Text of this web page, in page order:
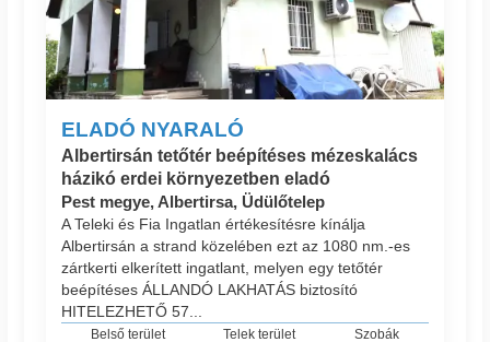
ELADÓ NYARALÓ
Albertirsán tetőtér beépítéses mézeskalács
házikó erdei környezetben eladó
Pest megye, Albertirsa, Üdülőtelep
A Teleki és Fia Ingatlan értékesítésre kínálja
Albertirsán a strand közelében ezt az 1080 nm.-es
zártkerti elkerített ingatlant, melyen egy tetőtér
beépítéses ÁLLANDÓ LAKHATÁS biztosító
HITELEZHETŐ 57...
Belső terület Telek terület Szobák